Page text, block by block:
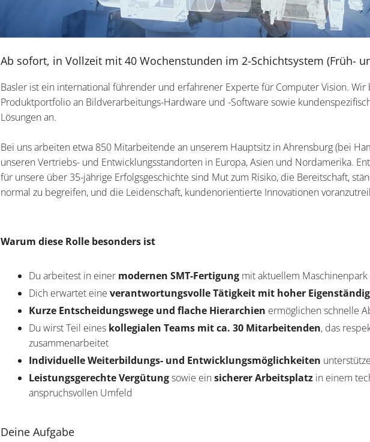
Ab sofort, in Vollzeit mit 40 Wochenstunden im 2-Schichtsystem (Früh-
Basler ist ein international führender und erfahrener Experte für Computer Vision.
Produktportfolio an Bildverarbeitungs-Hardware und -Software sowie
Lösungen an.
Bei uns arbeiten etwa 850 Mitarbeitende an unserem Hauptsitz in Ahrensburg (bei
unseren Vertriebs- und Entwicklungsstandorten in Europa, Asien und Nordamerika.
für unsere über 35-jährige Erfolgsgeschichte sind Mut zum Risiko, die Bereitschaft,
normal zu begreifen, und die Leidenschaft, kundenorientierte Innovationen
Warum diese Rolle besonders ist
Du arbeitest in einer modernen SMT-Fertigung mit aktuellem Maschinenpark
Dich erwartet eine verantwortungsvolle Tätigkeit mit hoher
Kurze Entscheidungswege und flache Hierarchien ermöglichen schnelle
Du wirst Teil eines kollegialen Teams mit ca. 30 Mitarbeitenden, das
zusammenarbeitet
Individuelle Weiterbildungs- und Entwicklungsmöglichkeiten
Leistungsgerechte Vergütungsowie einsicherer Arbeitsplatz in einem
anspruchsvollen Umfeld
Deine Aufgabe